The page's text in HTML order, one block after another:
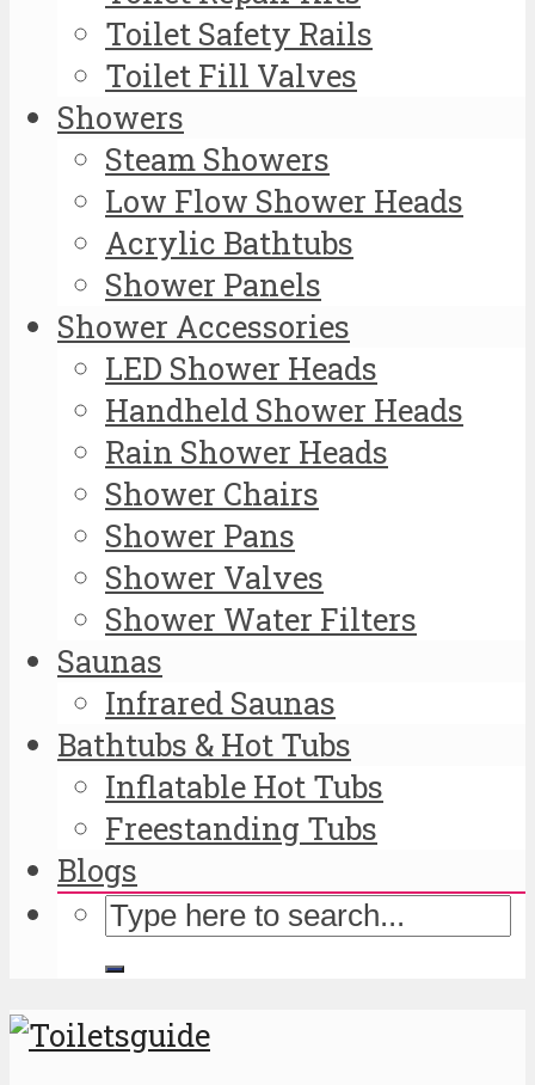
Toilet Safety Rails
Toilet Fill Valves
Showers
Steam Showers
Low Flow Shower Heads
Acrylic Bathtubs
Shower Panels
Shower Accessories
LED Shower Heads
Handheld Shower Heads
Rain Shower Heads
Shower Chairs
Shower Pans
Shower Valves
Shower Water Filters
Saunas
Infrared Saunas
Bathtubs & Hot Tubs
Inflatable Hot Tubs
Freestanding Tubs
Blogs